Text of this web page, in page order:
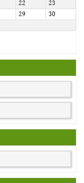
22
23
29
30